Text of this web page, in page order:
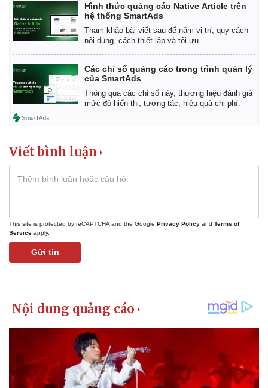
Tin nóng
Tư vấn luật
Quân sự - Quốc phòng
Việt Nam
Hình thức quảng cáo Native Article trên
hệ thống SmartAds
Tham khảo bài viết sau để nắm vị trí, quy cách
nội dung, cách thiết lập và tối ưu.
Các chỉ số quảng cáo trong trình quản lý
của SmartAds
Thông qua các chỉ số này, thương hiệu đánh giá
mức độ hiển thị, tương tác, hiệu quả chi phí.
Viết bình luận
This site is protected by reCAPTCHA and the Google Privacy Policy and Terms of
Service apply.
Gửi tin